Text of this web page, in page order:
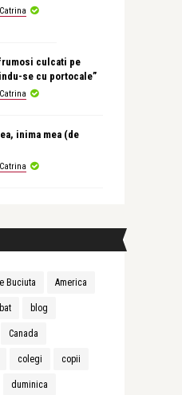
culcati pe
se cu portocale”
inima mea (de
Buciuta America
blog
Canada
colegi copii
duminica